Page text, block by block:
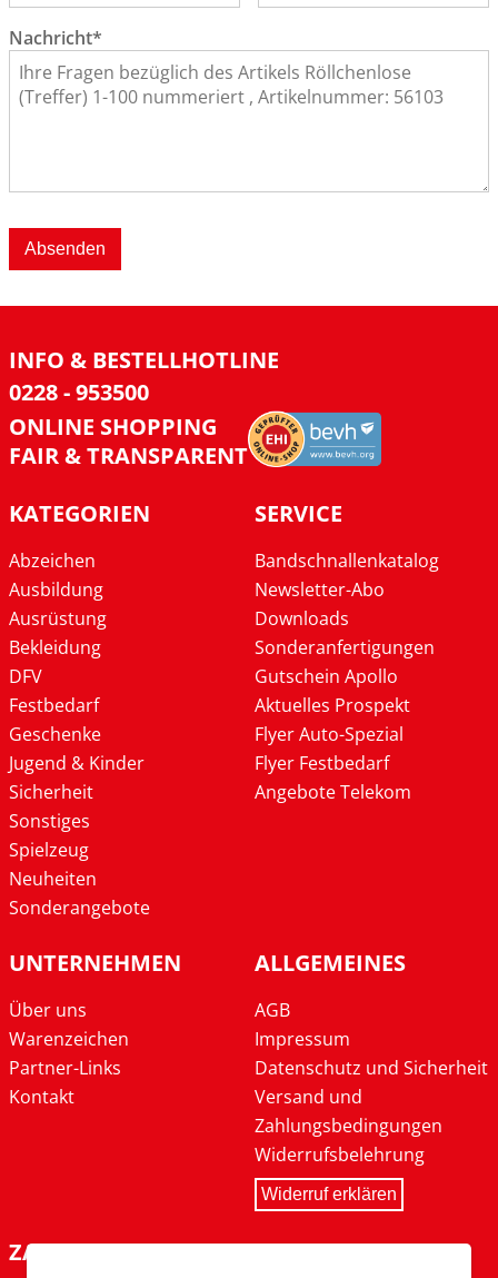
Nachricht*
Absenden
INFO & BESTELLHOTLINE
0228 - 953500
ONLINE SHOPPING
FAIR & TRANSPARENT
KATEGORIEN
Abzeichen
Ausbildung
Ausrüstung
Bekleidung
DFV
Festbedarf
Geschenke
Jugend & Kinder
Sicherheit
Sonstiges
Spielzeug
Neuheiten
Sonderangebote
SERVICE
Bandschnallenkatalog
Newsletter-Abo
Downloads
Sonderanfertigungen
Gutschein Apollo
Aktuelles Prospekt
Flyer Auto-Spezial
Flyer Festbedarf
Angebote Telekom
UNTERNEHMEN
Über uns
Warenzeichen
Partner-Links
Kontakt
ALLGEMEINES
AGB
Impressum
Datenschutz und Sicherheit
Versand und
Zahlungsbedingungen
Widerrufsbelehrung
Widerruf erklären
ZAHLARTEN